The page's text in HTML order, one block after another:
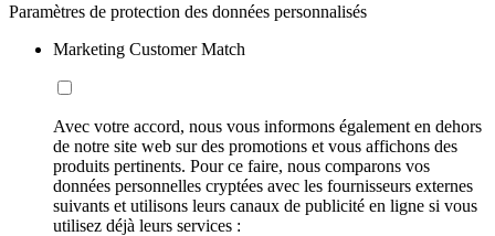
Paramètres de protection des données personnalisés
Marketing Customer Match
Avec votre accord, nous vous informons également en dehors
de notre site web sur des promotions et vous affichons des
produits pertinents. Pour ce faire, nous comparons vos
données personnelles cryptées avec les fournisseurs externes
suivants et utilisons leurs canaux de publicité en ligne si vous
utilisez déjà leurs services :